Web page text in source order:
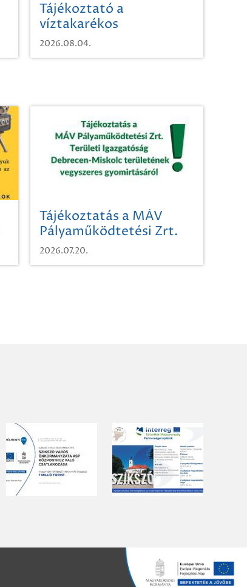
Tájékoztató a
víztakarékos
vízhasználatról
2026.08.04.
Tájékoztatás a MÁV
Pályaműködtetési Zrt.
Területi Igazgatóság
Debrecen-Miskolc
2026.07.20.